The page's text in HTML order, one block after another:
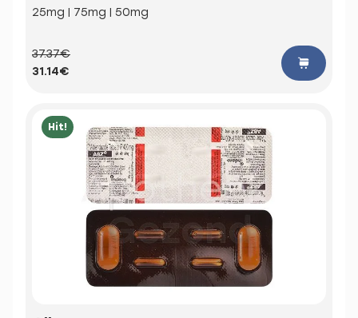
25mg | 75mg | 50mg
37.37€
31.14€
Hit!